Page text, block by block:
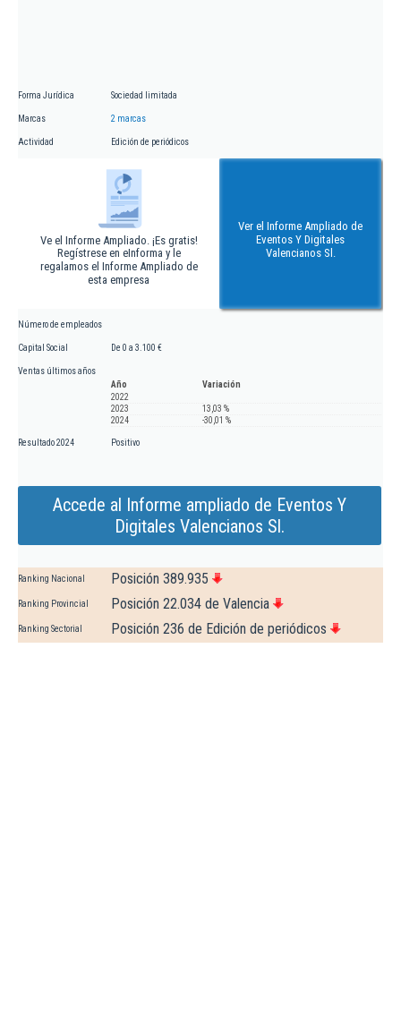
Forma Jurídica Sociedad limitada
Marcas 2 marcas
Actividad Edición de periódicos
Ve el Informe Ampliado. ¡Es gratis!
Regístrese en eInforma y le
regalamos el Informe Ampliado de
esta empresa
Ver el Informe Ampliado de
Eventos Y Digitales
Valencianos Sl.
Número de empleados
Capital Social De 0 a 3.100 €
Ventas últimos años
Año
Variación
2022
2023
13,03 %
2024
-30,01 %
Resultado 2024 Positivo
Accede al Informe ampliado de Eventos Y
Digitales Valencianos Sl.
Ranking Nacional Posición 389.935
Ranking Provincial Posición 22.034 de Valencia
Ranking Sectorial Posición 236 de Edición de periódicos